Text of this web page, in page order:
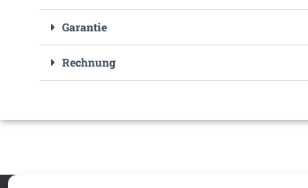
Garantie
Rechnung